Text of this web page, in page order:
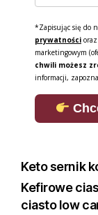
*Zapisując się do
prywatności
marketingowym
chwili możesz
informacji,
Keto sernik
Kefirowe
ciasto low